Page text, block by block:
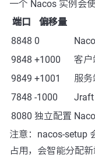
一个 Nacos 实例会
端口
偏移量
8848 0
9848 +1000
客户
9849 +1001
服务
7848 -1000
Jraft
8080 独立配置
注意：nacos-setup
占用，会智能分配